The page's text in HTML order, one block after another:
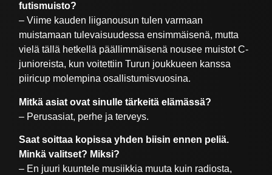
futismuisto?
– Viime kauden liiganousun tulen varmaan
muistamaan tulevaisuudessa ensimmäisenä, mutta
vielä tällä hetkellä päällimmäisenä nousee muistot C-
junioreista, kun voitettiin Turun joukkueen kanssa
piiricup molempina osallistumisvuosina.
Mitkä asiat ovat sinulle tärkeitä elämässä?
– Perusasiat, perhe ja terveys.
Saat soittaa kopissa yhden biisin ennen peliä.
Minkä valitset? Miksi?
– En juuri kuuntele musiikkia muuta kuin radiosta,